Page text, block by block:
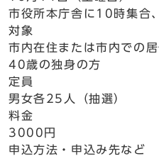
市役所本庁舎に10時集合
対象
市内在住または市内での
40歳の独身の方
定員
男女各25人（抽選）
料金
3000円
申込方法・申込み先など